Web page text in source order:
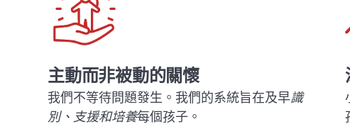
主動而非被動的關懷
我們不等待問題發生。我們的系統旨在及早識
別、支援和培養每個孩子。